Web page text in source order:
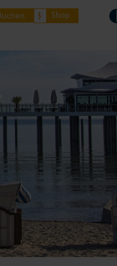
Shop
Ostsee
Orte Lübecker Bucht
buchen